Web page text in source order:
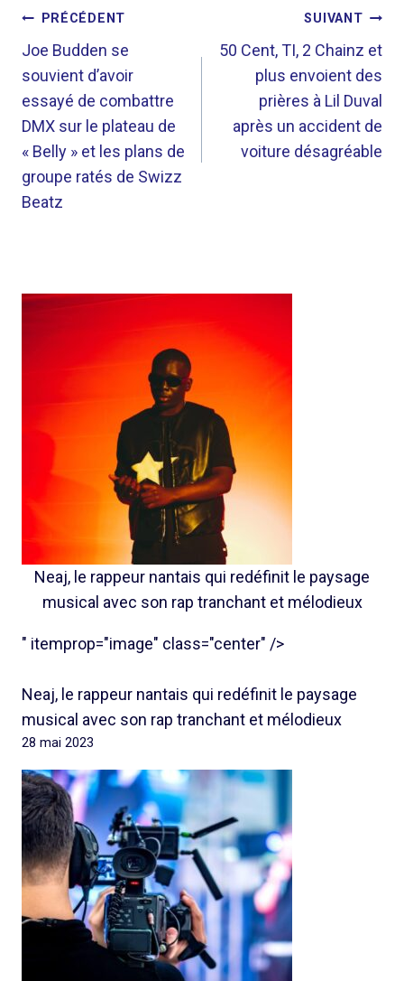
NAVIGATION
DE
L’ARTICLE
PRÉCÉDENT
Joe Budden se
souvient d’avoir
essayé de combattre
DMX sur le plateau de
« Belly » et les plans de
groupe ratés de Swizz
Beatz
SUIVANT
50 Cent, TI, 2 Chainz et
plus envoient des
prières à Lil Duval
après un accident de
voiture désagréable
Neaj, le rappeur nantais qui redéfinit le paysage
musical avec son rap tranchant et mélodieux
" itemprop="image" class="center" />
Neaj, le rappeur nantais qui redéfinit le paysage
musical avec son rap tranchant et mélodieux
28 mai 2023